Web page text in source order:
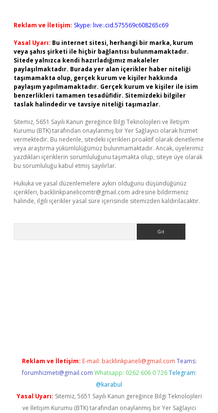
Reklam ve İletişim: Skype: live:.cid.575569c608265c69
Yasal Uyarı: Bu internet sitesi, herhangi bir marka, kurum
veya şahıs şirketi ile hiçbir bağlantısı bulunmamaktadır.
Sitede yalnızca kendi hazırladığımız makaleler
paylaşılmaktadır. Burada yer alan içerikler haber niteliği
taşımamakta olup, gerçek kurum ve kişiler hakkında
paylaşım yapılmamaktadır. Gerçek kurum ve kişiler ile isim
benzerlikleri tamamen tesadüfidir. Sitemizdeki bilgiler
taslak halindedir ve tavsiye niteliği taşımazlar.
Sitemiz, 5651 Sayılı Kanun gereğince Bilgi Teknolojileri ve İletişim
Kurumu (BTK) tarafından onaylanmış bir Yer Sağlayıcı olarak hizmet
vermektedir. Bu nedenle, sitedeki içerikleri proaktif olarak denetleme
veya araştırma yükümlülüğümüz bulunmamaktadır. Ancak, üyelerimiz
yazdıkları içeriklerin sorumluluğunu taşımakta olup, siteye üye olarak
bu sorumluluğu kabul etmiş sayılırlar.
Hukuka ve yasal düzenlemelere aykırı olduğunu düşündüğünüz
içerikleri, backlinkpanelicomtr@gmail.com adresine bildirmeniz
halinde, ilgili içerikler yasal süre içerisinde sitemizden kaldırılacaktır.
Reklam ve İletişim: E-mail: backlinkpaneli@gmail.com Teams:
forumhizmeti@gmail.com Whatsapp: 0262 606 0 726 Telegram:
@karabul
Yasal Uyarı: Sitemiz, 5651 Sayılı Kanun gereğince Bilgi Teknolojileri
ve İletişim Kurumu (BTK) tarafından onaylanmış bir Yer Sağlayıcı